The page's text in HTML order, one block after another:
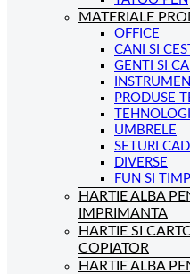
MATERIALE
OFFICE
CANI SI
GENTI SI
PRODUSE
UMBRELE
SETURI
DIVERSE
FUN SI
HARTIE ALBA
IMPRIMANTA
HARTIE SI
COPIATOR
HARTIE ALBA